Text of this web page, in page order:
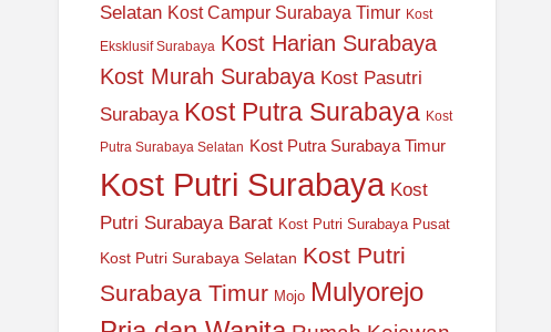
Selatan Kost Campur Surabaya Timur Kost
Eksklusif Surabaya Kost Harian Surabaya
Kost Murah Surabaya Kost Pasutri
Surabaya Kost Putra Surabaya Kost
Putra Surabaya Selatan Kost Putra Surabaya Timur
Kost Putri Surabaya Kost
Putri Surabaya Barat Kost Putri Surabaya Pusat
Kost Putri Surabaya Selatan Kost Putri
Surabaya Timur Mojo Mulyorejo